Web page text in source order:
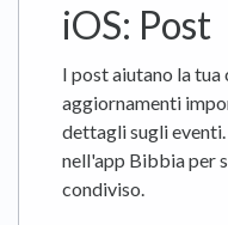
iOS: Post
I post aiutano la tua
aggiornamenti
dettagli sugli
nell'app Bibbia per
condiviso.